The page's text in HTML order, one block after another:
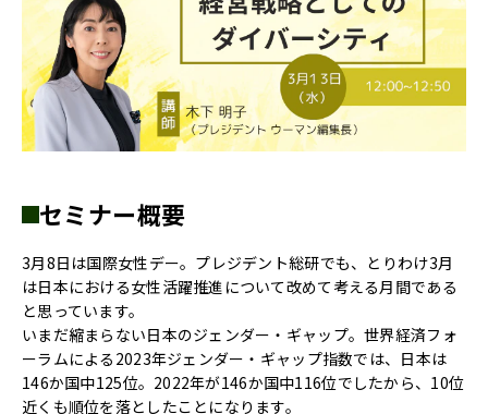
セミナー概要
3月8日は国際女性デー。プレジデント総研でも、とりわけ3月
は日本における女性活躍推進について改めて考える月間である
と思っています。
いまだ縮まらない日本のジェンダー・ギャップ。世界経済フォ
ーラムによる2023年ジェンダー・ギャップ指数では、日本は
146か国中125位。2022年が146か国中116位でしたから、10位
近くも順位を落としたことになります。